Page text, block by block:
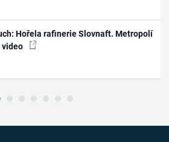
Hořela rafinerie Slovnaft. Metropolí
video